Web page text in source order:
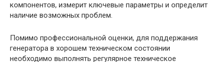
компонентов, измерит ключевые параметры и определит
наличие возможных проблем.
Помимо профессиональной оценки, для поддержания
генератора в хорошем техническом состоянии
необходимо выполнять регулярное техническое